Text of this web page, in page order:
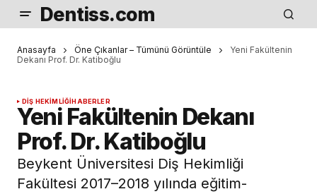
Dentiss.com
Anasayfa Öne Çıkanlar – Tümünü Görüntüle
Yeni Fakültenin
Dekanı Prof. Dr. Katiboğlu
DIŞ HEKIMLIĞIHABERLER
Yeni Fakültenin Dekanı
Prof. Dr. Katiboğlu
Beykent Üniversitesi Diş Hekimliği
Fakültesi 2017–2018 yılında eğitim-